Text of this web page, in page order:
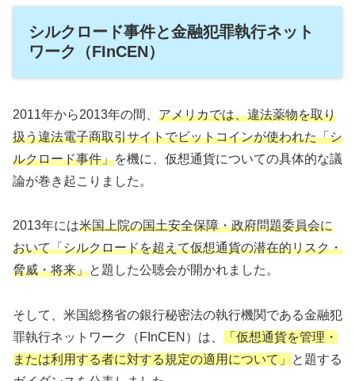
シルクロード事件と金融犯罪執行ネット
ワーク（FInCEN）
2011年から2013年の間、 アメリカでは、違法薬物を取り
扱う違法電子商取引サイトでビットコインが使われた「シ
ルクロード事件」を機に、仮想通貨についての具体的な議
論が巻き起こりました。
2013年には米国上院の国土安全保障・政府問題委員会に
おいて「シルクロードを超えて仮想通貨の潜在的リスク・
脅威・将来」と題した公聴会が開かれました。
そして、米国総務省の銀行秘密法の執行機関である金融犯
罪執行ネットワーク（FInCEN）は、
「仮想通貨を管理・
または利用する者に対する規定の適用について」
と題する